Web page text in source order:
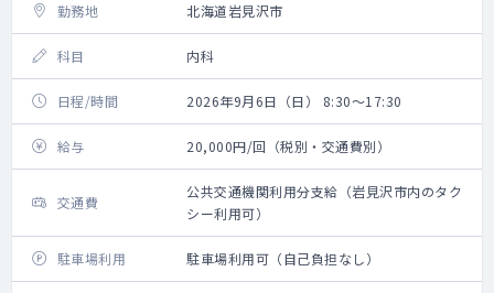
勤務地 北海道岩見沢市
科目 内科
日程/時間 2026年9月6日（日） 8:30～17:30
給与 20,000円/回（税別・交通費別）
交通費
公共交通機関利用分支給（岩見沢市内のタク
シー利用可）
駐車場利用 駐車場利用可（自己負担なし）